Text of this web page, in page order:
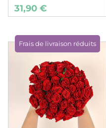
31,90 €
Frais de livraison réduits